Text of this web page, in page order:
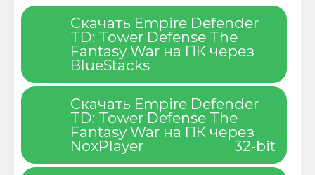
Скачать Empire Defender
TD: Tower Defense The
Fantasy War на ПК через
BlueStacks
Скачать Empire Defender
TD: Tower Defense The
Fantasy War на ПК через
NoxPlayer
32-bit